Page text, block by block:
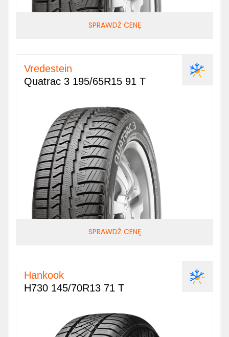
SPRAWDŹ CENĘ
Vredestein
Quatrac 3 195/65R15 91 T
SPRAWDŹ CENĘ
Hankook
H730 145/70R13 71 T